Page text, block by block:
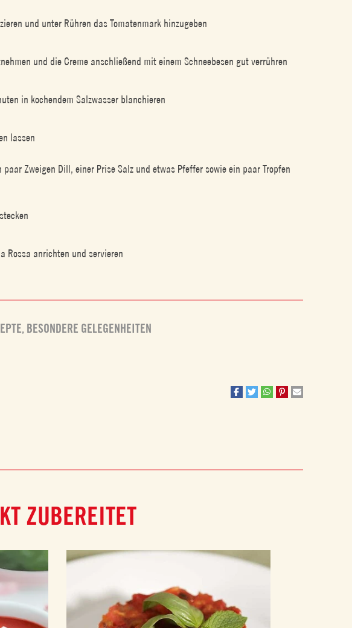
und unter Rühren das Tomatenmark hinzugeben
und die Creme anschließend mit einem Schneebesen gut verrühren
in kochendem Salzwasser blanchieren
lassen
Zweigen Dill, einer Prise Salz und etwas Pfeffer sowie ein paar Tropfen
Rossa anrichten und servieren
, BESONDERE GELEGENHEITEN
ZUBEREITET